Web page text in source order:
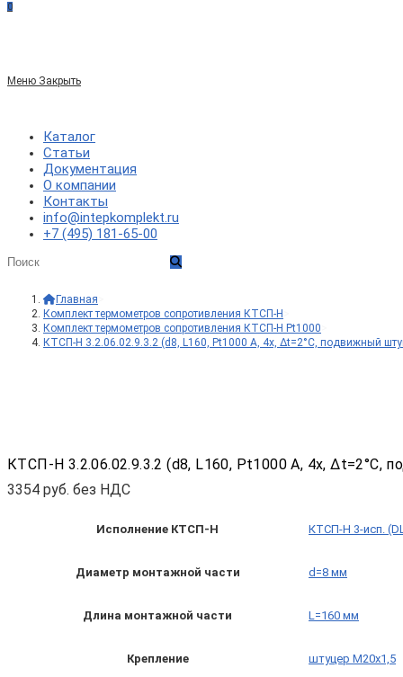
сайту
0
Меню Закрыть
Каталог
Статьи
Документация
О компании
Контакты
info@intepkomplekt.ru
+7 (495) 181-65-00
Главная
Комплект термометров сопротивления КТСП-Н
Комплект термометров сопротивления КТСП-Н Pt1000
КТСП-Н 3.2.06.02.9.3.2 (d8, L160, Pt1000 A, 4х, Δt=2°C, подвижный
КТСП-Н 3.2.06.02.9.3.2 (d8, L160, Pt1000 A, 4х, Δt=2°C,
3354 руб. без НДС
Исполнение КТСП-Н КТСП-Н 3-исп.
Диаметр монтажной части d=8 мм
Длина монтажной части L=160 мм
Крепление штуцер М20х1,5